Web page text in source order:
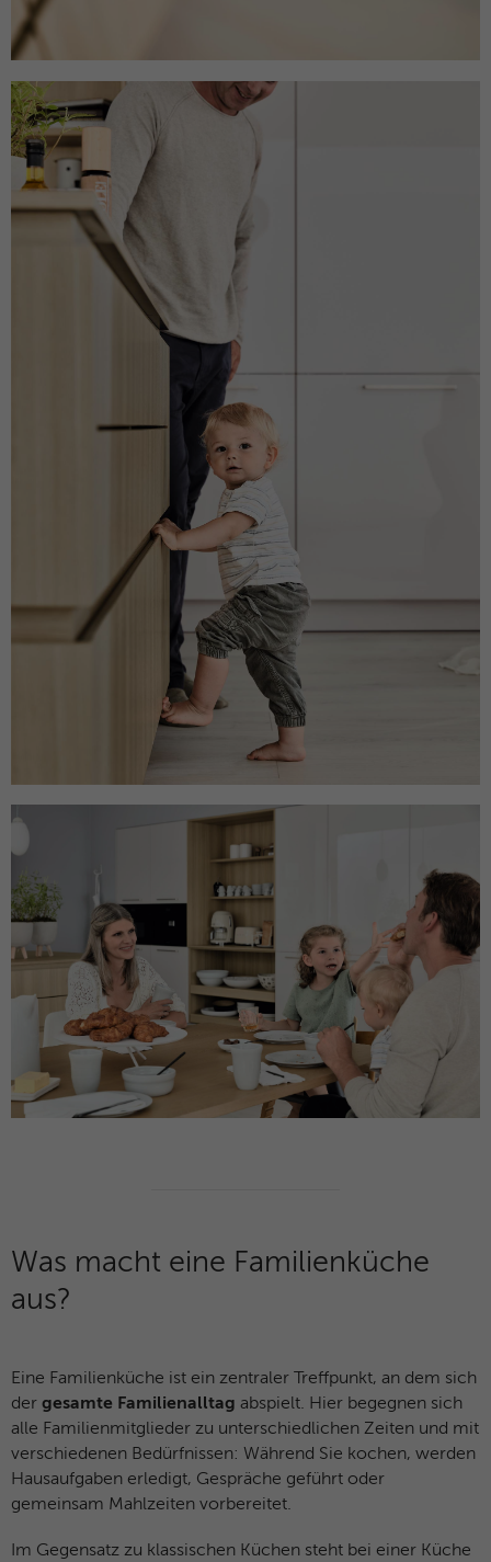
Was macht eine Familienküche
aus?
Eine Familienküche ist ein zentraler Treffpunkt, an dem sich
der gesamte Familienalltag abspielt. Hier begegnen sich
alle Familienmitglieder zu unterschiedlichen Zeiten und mit
verschiedenen Bedürfnissen: Während Sie kochen, werden
Hausaufgaben erledigt, Gespräche geführt oder
gemeinsam Mahlzeiten vorbereitet.
Im Gegensatz zu klassischen Küchen steht bei einer Küche
Laufzeit 10 Minuten
Gibt an, ob MUID an ANID , ein Cookie für
verwendet keine ANID, daher ist dieser
Wert immer auf 0 gesetzt.
HERR
Browsersession
Gibt an, ob MUID aktualisiert werden soll.
MUID
Microsoft Clarity
Laufzeit 1 Jahr
Identifiziert eindeutige Webbrowser, die
Microsoft-Websites besuchen. Dieses
Cookies wird für Werbung, Website-
Analysen und andere betriebliche Zwecke
Laufzeit Browsersession
Wird zum Synchronisieren der MUID über
Microsoft-Domains hinweg verwendet.